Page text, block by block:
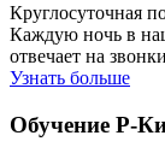
Круглосуточная
Каждую ночь в
отвечает на
Узнать больше
Обучение Р-